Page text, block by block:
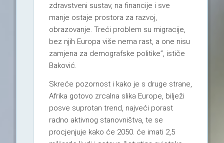
zdravstveni sustav, na financije i sve
manje ostaje prostora za razvoj,
obrazovanje. Treći problem su migracije,
bez njih Europa više nema rast, a one nisu
zamjena za demografske politike”, ističe
Baković.
Skreće pozornost i kako je s druge strane,
Afrika gotovo zrcalna slika Europe, bilježi
posve suprotan trend, najveći porast
radno aktivnog stanovništva, te se
procjenjuje kako će 2050. će imati 2,5